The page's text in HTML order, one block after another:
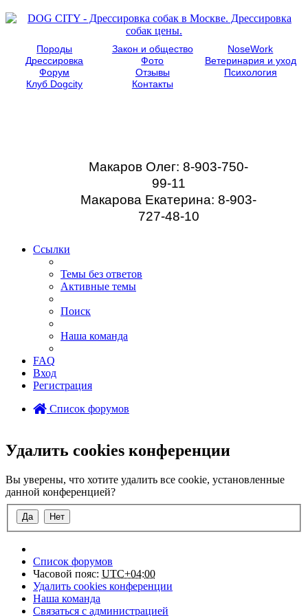
Породы Закон и общество
NoseWork
Дрессировка
Фото
Ветеринария и уход
Форум
Отзывы
Психология
Клуб Dogcity
Контакты
Макаров Олег: 8-903-750-
99-11
Макарова Екатерина: 8-903-
727-48-10
Ссылки
Темы без ответов
Активные темы
Поиск
Наша команда
FAQ
Вход
Регистрация
Список форумов
Удалить cookies конференции
Вы уверены, что хотите удалить все cookie, установленные
данной конференцией?
Список форумов
Часовой пояс: UTC+04:00
Удалить cookies конференции
Наша команда
Связаться с администрацией